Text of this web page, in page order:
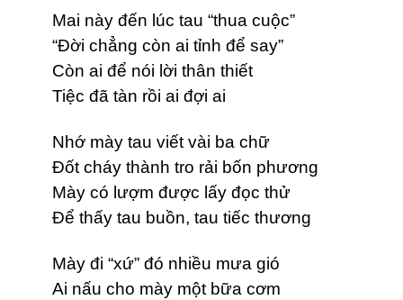
Mai này đến lúc tau “thua cuộc”
“Đời chẳng còn ai tỉnh để say”
Còn ai để nói lời thân thiết
Tiệc đã tàn rồi ai đợi ai
Nhớ mày tau viết vài ba chữ
Đốt cháy thành tro rải bốn phương
Mày có lượm được lấy đọc thử
Để thấy tau buồn, tau tiếc thương
Mày đi “xứ” đó nhiều mưa gió
Ai nấu cho mày một bữa cơm